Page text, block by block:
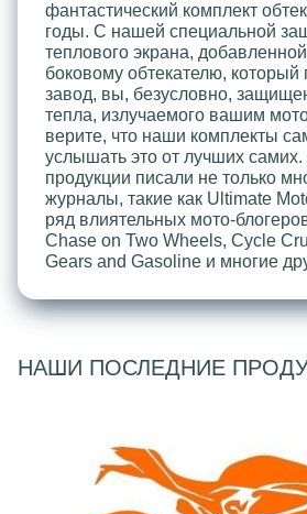
фантастический комплект
годы. С нашей специальной
теплового экрана,
боковому обтекателю, который
завод, вы, безусловно,
тепла, излучаемого вашим
верите, что наши комплекты
услышать это от лучших
продукции писали не только
журналы, такие как Ultimate
ряд влиятельных мото-
Chase on Two Wheels, Cycle
Gears and Gasoline и многие
НАШИ ПОСЛЕДНИЕ